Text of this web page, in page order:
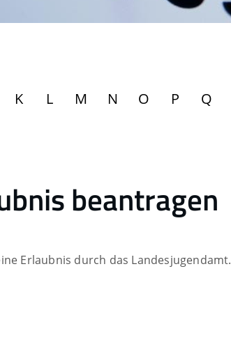
K L M N O P Q
beantragen
Erlaubnis durch das Landesjugendamt.